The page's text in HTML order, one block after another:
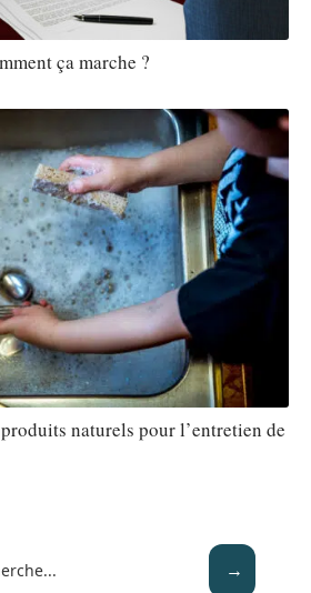
ça marche ?
naturels pour l’entretien de